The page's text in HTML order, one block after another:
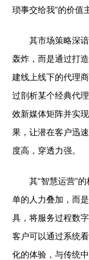
琐事交给我”的价值
其市场策略深
轰炸，而是通过打
建线上线下的代理
过剖析某个经典代
效新媒体矩阵并实
果，让潜在客户迅
度高，穿透力强。
其“智慧运营”
单的人力叠加，而
具，将服务过程数
客户可以通过系统
化的体验，与传统